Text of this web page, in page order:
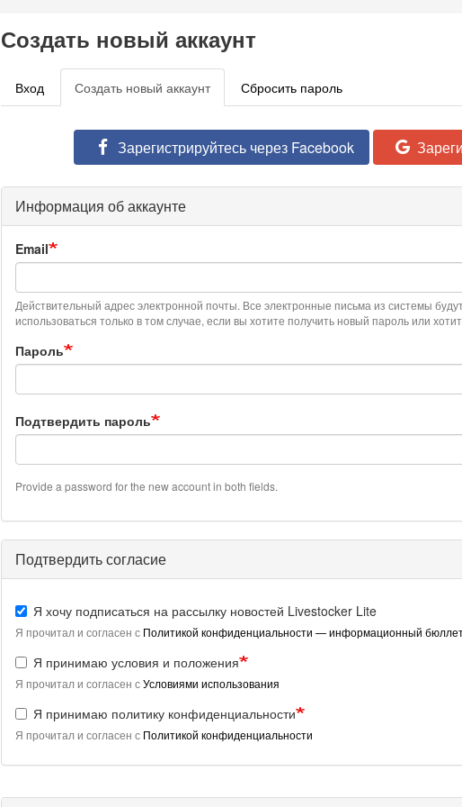
Создать новый аккаунт
Primary
Вход Создать новый аккаунт(active
tab)
Сбросить пароль
Зарегистрируйтесь через Facebook
Информация об аккаунте
Email
Действительный адрес электронной почты. Все электронные письма из системы
использоваться только в том случае, если вы хотите получить новый пароль или
Пароль
Подтвердить пароль
Provide a password for the new account in both fields.
Подтвердить согласие
Я хочу подписаться на рассылку новостей Livestocker Lite
Я прочитал и согласен с Политикой конфиденциальности — информационный
Я принимаю условия и положения
Я прочитал и согласен сУсловиями использования
Я принимаю политику конфиденциальности
Я прочитал и согласен с Политикой конфиденциальности